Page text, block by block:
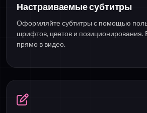
Настраиваемые субтитры
Оформляйте субтитры с помощью
шрифтов, цветов и позиционирования.
прямо в видео.